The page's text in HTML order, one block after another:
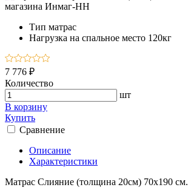
Тип матрас
Нагрузка на спальное место 120кг
7 776 ₽
Количество
шт
В корзину
Купить
Сравнение
Описание
Характеристики
Матрас Слияние (толщина 20см) 70х190 см.